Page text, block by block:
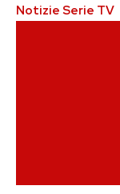
Notizie Serie TV